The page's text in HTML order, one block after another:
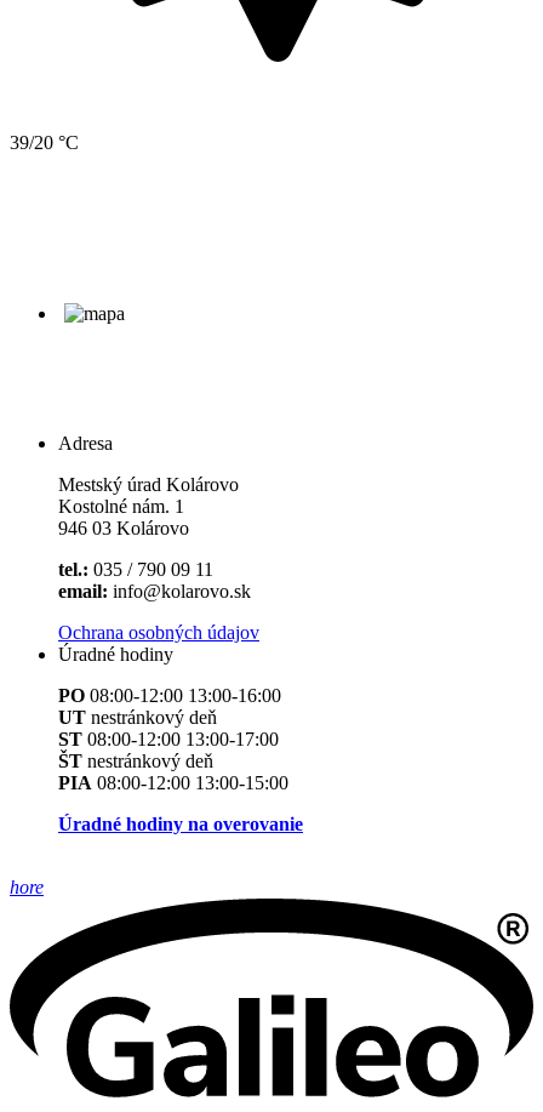
39/20 °C
Adresa
Mestský úrad Kolárovo
Kostolné nám. 1
946 03 Kolárovo
tel.: 035 / 790 09 11
email: info@kolarovo.sk
Ochrana osobných údajov
Úradné hodiny
PO 08:00-12:00 13:00-16:00
UT nestránkový deň
ST 08:00-12:00 13:00-17:00
ŠT nestránkový deň
PIA 08:00-12:00 13:00-15:00
Úradné hodiny na overovanie
hore